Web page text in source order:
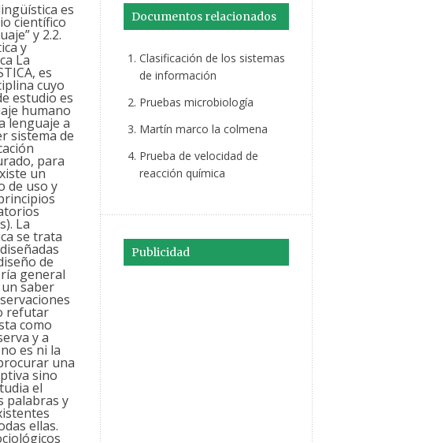
es
científico
y 2.2.
y
La
es
cuyo
estudio es
humano
lenguaje a
sistema de
para
un
de uso y
La
se trata
de
general
saber
refutar
como
y a
es ni la
una
sino
el
palabras y
ellas.
Documentos relacionados
Clasificación de los sistemas
de información
Pruebas microbiología
Martín marco la colmena
Prueba de velocidad de
reacción química
Publicidad